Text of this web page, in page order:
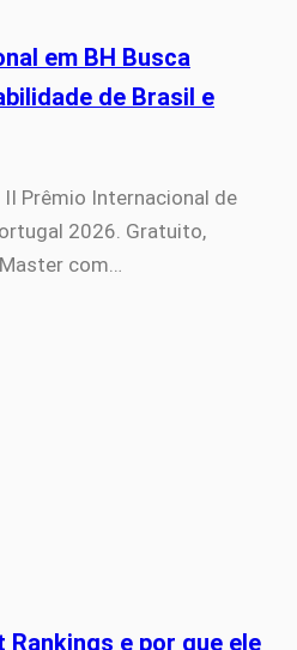
em BH Busca
de Brasil e
Prêmio Internacional de
2026. Gratuito,
com…
Rankings e por que ele